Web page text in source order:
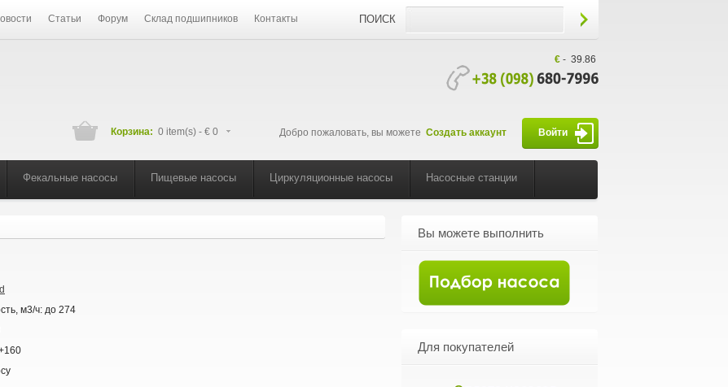
ПОИСК
Статьи Форум Склад подшипников Контакты
€- 39.86
Добро пожаловать, вы можете Создать аккаунт Войти
Корзина: 0 item(s) - € 0
Фекальные насосы Пищевые насосы Циркуляционные насосы Насосные станции
Вы можете выполнить
Для покупателей
м3/ч: до 274